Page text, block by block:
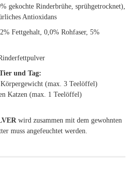
gekochte Rinderbrühe, sprühgetrocknet),
Antioxidans
Fettgehalt, 0,0% Rohfaser, 5%
und Tag:
(max. 3 Teelöffel)
Katzen (max. 1 Teelöffel)
wird zusammen mit dem gewohnten
muss angefeuchtet werden.